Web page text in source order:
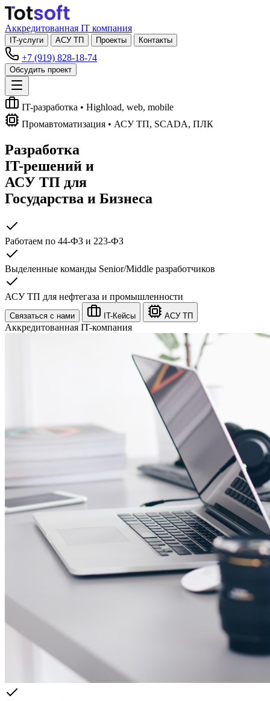
Аккредитованная IT компания
IT-услуги АСУ ТП Проекты Контакты
+7 (919) 828-18-74
Обсудить проект
IT-разработка • Highload, web, mobile
Промавтоматизация • АСУ ТП, SCADA, ПЛК
Разработка
IT-решений и
АСУ ТП для
Государства и Бизнеса
Работаем по 44-ФЗ и 223-ФЗ
Выделенные команды Senior/Middle разработчиков
АСУ ТП для нефтегаза и промышленности
Связаться с нами IT-Кейсы АСУ ТП
Аккредитованная IT-компания